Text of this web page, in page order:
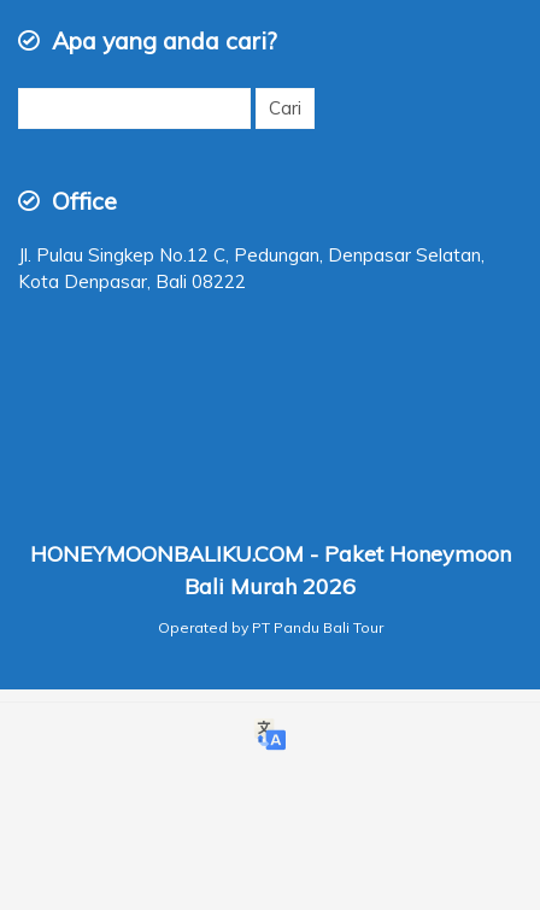
Apa yang anda cari?
Cari
Office
Jl. Pulau Singkep No.12 C, Pedungan, Denpasar Selatan,
Kota Denpasar, Bali 08222
HONEYMOONBALIKU.COM - Paket Honeymoon
Bali Murah 2026
Operated by PT Pandu Bali Tour